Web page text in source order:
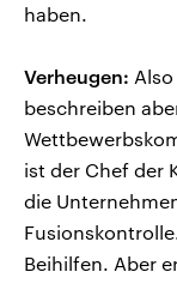
haben.
Verheugen:
beschreiben
ist der Chef der
die
Beihilfen. Aber